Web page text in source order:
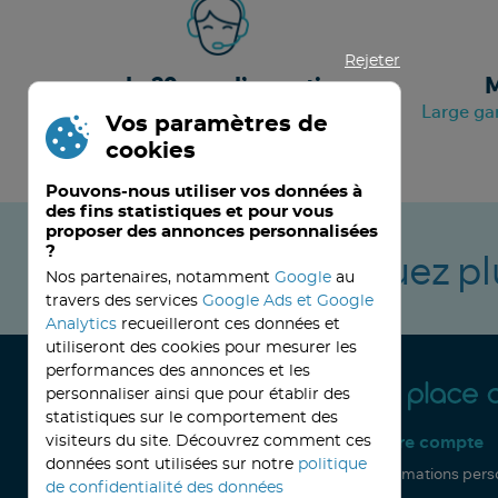
+ de 20 ans d’expertise
A votre service depuis septembre 2000 Large
Ne manquez
Service client
05 57 42 23 51
Contactez-nous par email
32, avenue Haussmann
Votre compte
Informations
Rejeter
Vos paramètres de
cookies
Pouvons-nous utiliser vos données à
des fins statistiques et pour vous
proposer des annonces personnalisées
?
Nos partenaires, notamment Google au
travers des services Google Ads et Google
Analytics recueilleront ces données et
utiliseront des cookies pour mesurer les
performances des annonces et les
personnaliser ainsi que pour établir des
statistiques sur le comportement des
visiteurs du site. Découvrez comment ces
données sont utilisées sur notre politique
de confidentialité des données